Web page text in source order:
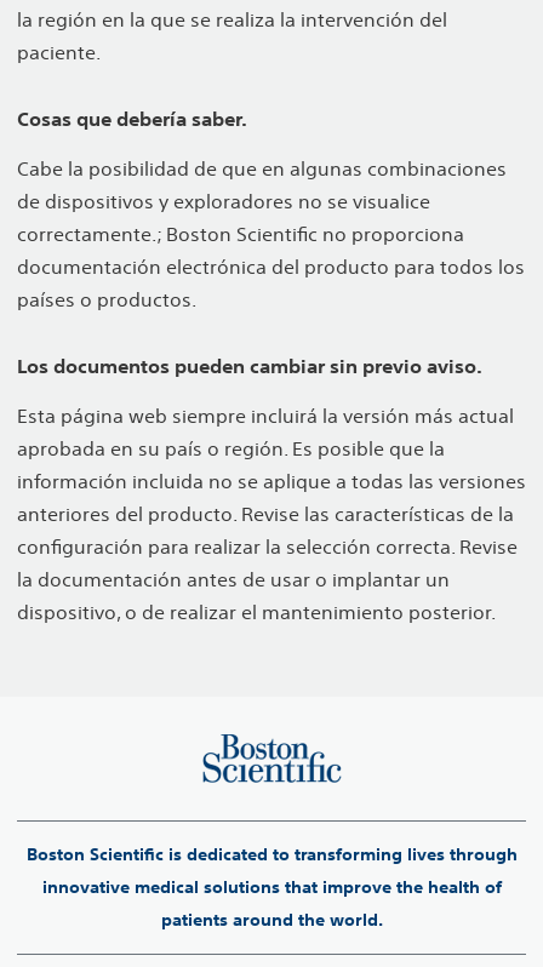
la región en la que se realiza la intervención del
paciente.
Cosas que debería saber.
Cabe la posibilidad de que en algunas combinaciones
de dispositivos y exploradores no se visualice
correctamente.; Boston Scientific no proporciona
documentación electrónica del producto para todos los
países o productos.
Los documentos pueden cambiar sin previo aviso.
Esta página web siempre incluirá la versión más actual
aprobada en su país o región. Es posible que la
información incluida no se aplique a todas las versiones
anteriores del producto. Revise las características de la
configuración para realizar la selección correcta. Revise
la documentación antes de usar o implantar un
dispositivo, o de realizar el mantenimiento posterior.
Boston Scientific is dedicated to transforming lives through
innovative medical solutions that improve the health of
patients around the world.